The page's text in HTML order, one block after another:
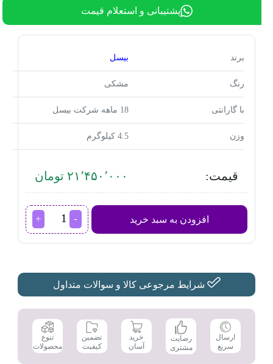
پشتیبانی و استعلام قیمت
برند بیسل
رنگ مشکی
با گارانتی
وزن
قیمت: ۲۱٬۴۵۰٬۰۰۰ تومان
افزودن به سبد خرید
فرش
شوی
بیسل
مدل
Spot
and
Stain
عدد
شرایط مرجوعی کالا و سوالات متداول
ارسال
سریع
رضایت
مشتری
خرید
آسان
تضمین
کیفیت
تنوع
محصولات